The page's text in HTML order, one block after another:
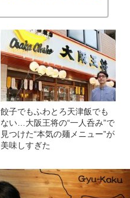
餃子でもふわとろ天津飯でも
ない…大阪王将の“一人呑み”で
見つけた“本気の麺メニュー”が
美味しすぎた